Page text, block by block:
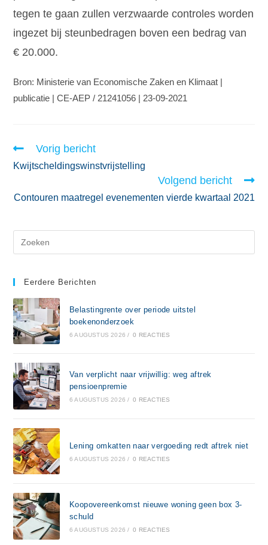
tegen te gaan zullen verzwaarde controles worden
ingezet bij steunbedragen boven een bedrag van
€ 20.000.
Bron: Ministerie van Economische Zaken en Klimaat |
publicatie | CE-AEP / 21241056 | 23-09-2021
Vorig bericht
Kwijtscheldingswinstvrijstelling
Volgend bericht
Contouren maatregel evenementen vierde kwartaal 2021
Eerdere Berichten
Belastingrente over periode uitstel
boekenonderzoek
6 AUGUSTUS 2026 / 0 REACTIES
Van verplicht naar vrijwillig: weg aftrek
pensioenpremie
6 AUGUSTUS 2026 / 0 REACTIES
Lening omkatten naar vergoeding redt aftrek niet
6 AUGUSTUS 2026 / 0 REACTIES
Koopovereenkomst nieuwe woning geen box 3-
schuld
6 AUGUSTUS 2026 / 0 REACTIES